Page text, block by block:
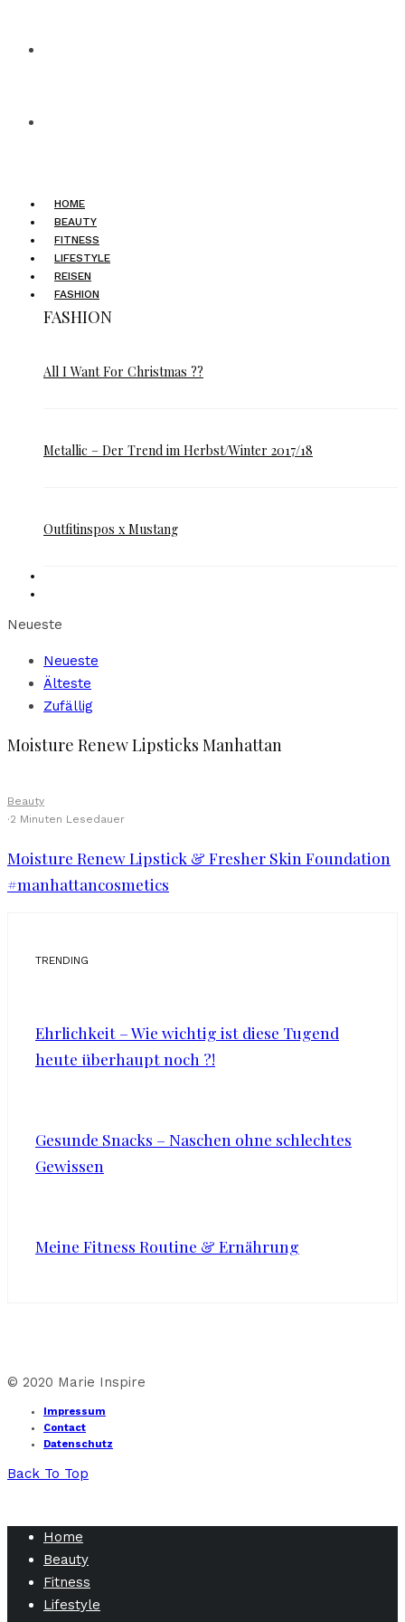
HOME
BEAUTY
FITNESS
LIFESTYLE
REISEN
FASHION
FASHION
All I Want For Christmas ??
Metallic – Der Trend im Herbst/Winter 2017/18
Outfitinspos x Mustang
Neueste
Neueste
Älteste
Zufällig
Moisture Renew Lipsticks Manhattan
Beauty
·2 Minuten Lesedauer
Moisture Renew Lipstick & Fresher Skin Foundation
#manhattancosmetics
TRENDING
Ehrlichkeit – Wie wichtig ist diese Tugend
heute überhaupt noch ?!
Gesunde Snacks – Naschen ohne schlechtes
Gewissen
Meine Fitness Routine & Ernährung
© 2020 Marie Inspire
Impressum
Contact
Datenschutz
Back To Top
Home
Beauty
Fitness
Lifestyle